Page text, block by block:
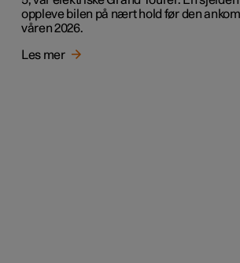
oppleve bilen på nært hold før den
våren 2026.
Les mer